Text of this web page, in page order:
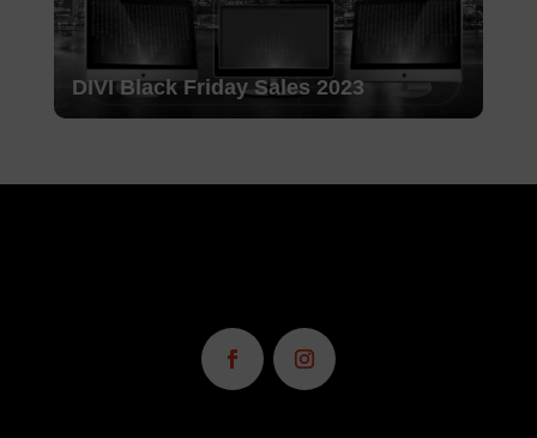
DIVI Black Friday Sales 2023